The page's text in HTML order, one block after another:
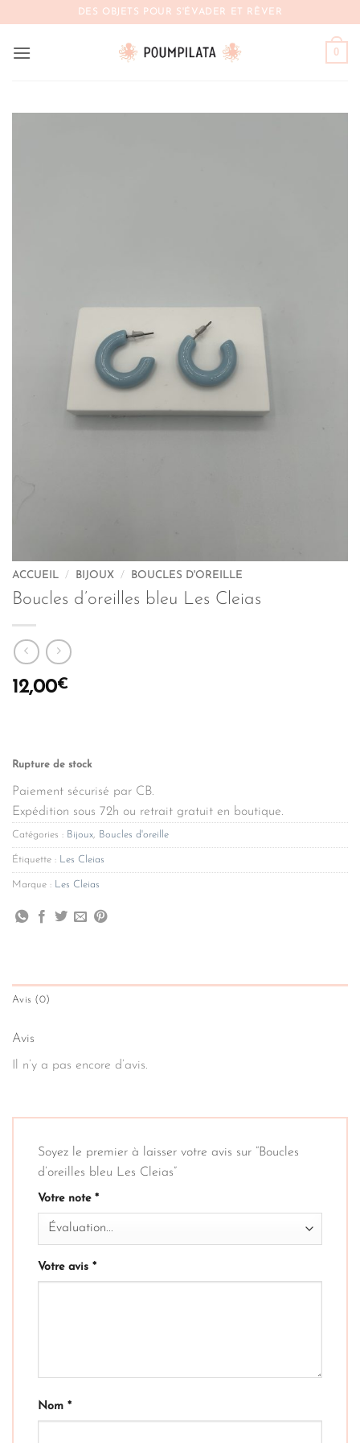
contenu
DES OBJETS POUR S'ÉVADER ET RÊVER
0
ACCUEIL / BIJOUX / BOUCLES D'OREILLE
Boucles d’oreilles bleu Les Cleias
12,00€
Rupture de stock
Paiement sécurisé par CB.
Expédition sous 72h ou retrait gratuit en boutique.
Catégories : Bijoux Boucles d'oreille
Étiquette : Les Cleias
Marque : Les Cleias
Avis (0)
Avis
Il n’y a pas encore d’avis.
Soyez le premier à laisser votre avis sur “Boucles
d’oreilles bleu Les Cleias”
Votre note *
Votre avis *
Nom *